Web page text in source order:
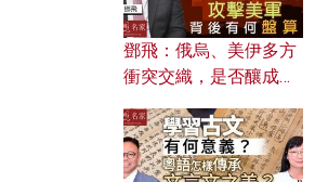
鄧飛：俄烏、美伊多方
衝突交織，是否釀成世
風險攻擊美軍，背後有
何盤算？